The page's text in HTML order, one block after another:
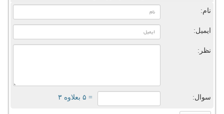
نام:
ایمیل:
نظر:
سوال: = ۵ بعلاوه ۳